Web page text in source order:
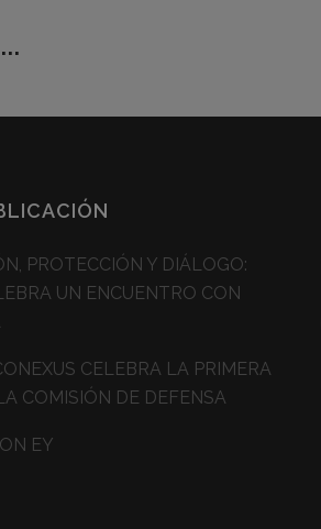
PROTECCIÓN Y DIÁLOGO:
UN ENCUENTRO CON
CELEBRA LA PRIMERA
COMISIÓN DE DEFENSA
EY